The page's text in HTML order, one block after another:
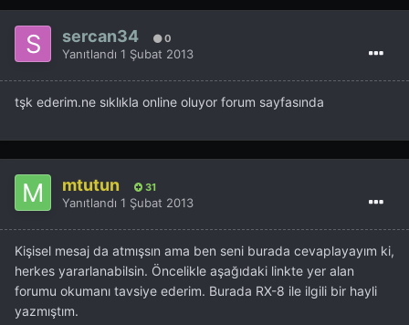
sercan34 0
Yanıtlandı 1 Şubat 2013
tşk ederim.ne sıklıkla online oluyor forum sayfasında
mtutun 31
Yanıtlandı 1 Şubat 2013
Kişisel mesaj da atmışsın ama ben seni burada cevaplayayım ki,
herkes yararlanabilsin. Öncelikle aşağıdaki linkte yer alan
forumu okumanı tavsiye ederim. Burada RX-8 ile ilgili bir hayli
yazmıştım.